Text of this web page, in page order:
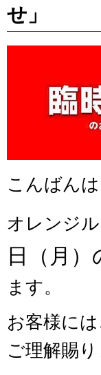
せ」
こんばん
オレンジル
日（月）
ます。
お客様に
ご理解賜